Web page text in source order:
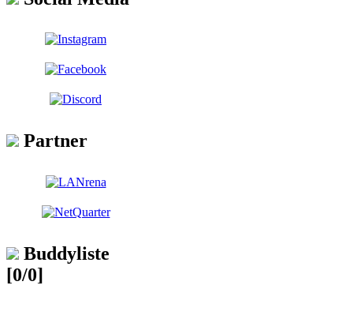
Partner
Buddyliste
[0/0]